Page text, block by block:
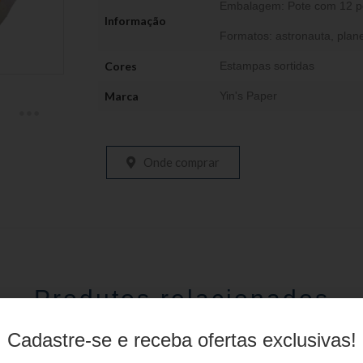
Informação
Embalagem: Pote com 12
Formatos: astronauta,
Cores Estampas sortidas
Marca Yin's Paper
Onde comprar
Produtos relacionados
Cadastre-se e receba ofertas exclusivas!